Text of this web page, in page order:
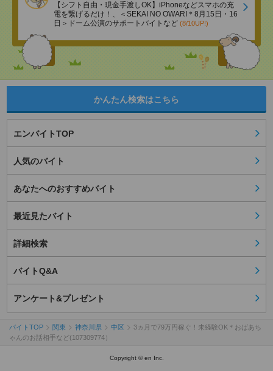
【シフト自由・現金手渡しOK】iPhoneなどスマホの充
電を繋げるだけ！、＜SEKAI NO OWARI＊8月15日・16
日＞ドーム公演のサポートバイトなど (8/10UP!)
かんたん検索はこちら
エンバイトTOP
人気のバイト
あなたへのおすすめバイト
最近見たバイト
詳細検索
バイトQ&A
アンケート&プレゼント
バイトTOP 関東 神奈川県 中区
3ヵ月で79万円稼ぐ！未経験OK＊おばあち
ゃんのお話相手など(107309774）
Copyright © en Inc.